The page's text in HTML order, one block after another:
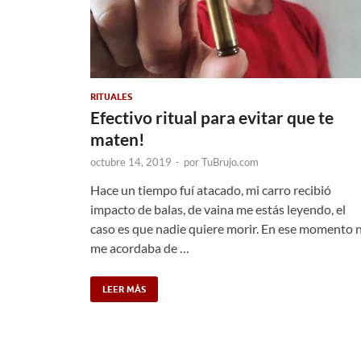
RITUALES
Efectivo ritual para evitar que te
maten!
octubre 14, 2019 - porTuBrujo.com
Hace un tiempo fuí atacado, mi carro recibió
impacto de balas, de vaina me estás leyendo, el
caso es que nadie quiere morir. En ese momento
me acordaba de …
LEER MÁS